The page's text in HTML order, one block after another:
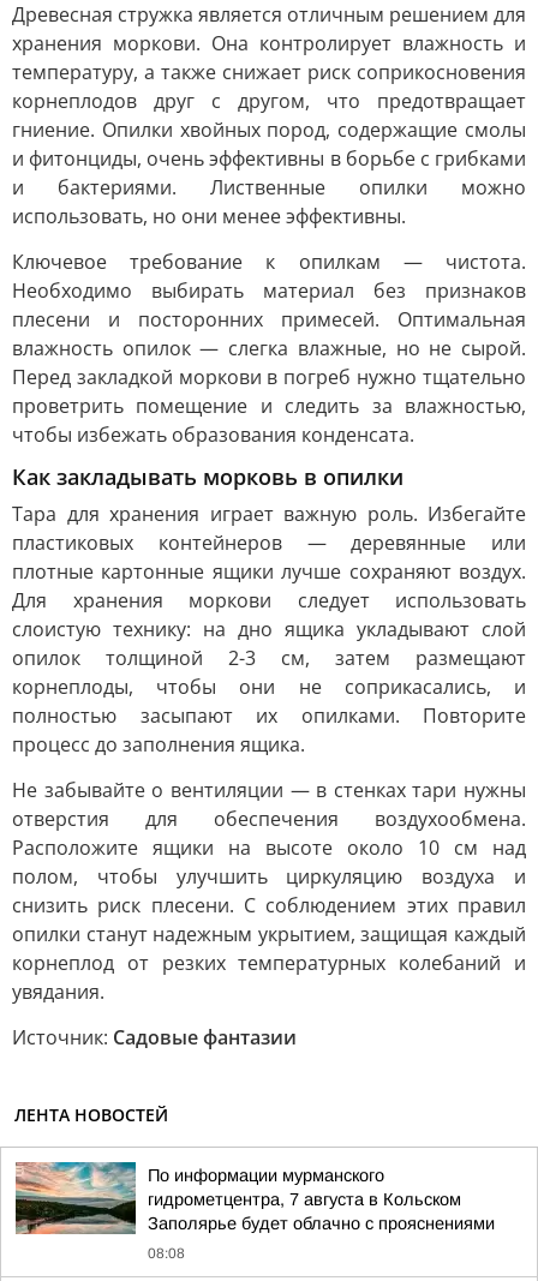
Древесная стружка является отличным решением для
хранения моркови. Она контролирует влажность и
температуру, а также снижает риск соприкосновения
корнеплодов друг с другом, что предотвращает
гниение. Опилки хвойных пород, содержащие смолы
и фитонциды, очень эффективны в борьбе с грибками
и бактериями. Лиственные опилки можно
использовать, но они менее эффективны.
Ключевое требование к опилкам — чистота.
Необходимо выбирать материал без признаков
плесени и посторонних примесей. Оптимальная
влажность опилок — слегка влажные, но не сырой.
Перед закладкой моркови в погреб нужно тщательно
проветрить помещение и следить за влажностью,
чтобы избежать образования конденсата.
Как закладывать морковь в опилки
Тара для хранения играет важную роль. Избегайте
пластиковых контейнеров — деревянные или
плотные картонные ящики лучше сохраняют воздух.
Для хранения моркови следует использовать
слоистую технику: на дно ящика укладывают слой
опилок толщиной 2-3 см, затем размещают
корнеплоды, чтобы они не соприкасались, и
полностью засыпают их опилками. Повторите
процесс до заполнения ящика.
Не забывайте о вентиляции — в стенках тари нужны
отверстия для обеспечения воздухообмена.
Расположите ящики на высоте около 10 см над
полом, чтобы улучшить циркуляцию воздуха и
снизить риск плесени. С соблюдением этих правил
опилки станут надежным укрытием, защищая каждый
корнеплод от резких температурных колебаний и
увядания.
Источник: Садовые фантазии
ЛЕНТА НОВОСТЕЙ
По информации мурманского
гидрометцентра, 7 августа в Кольском
Заполярье будет облачно с прояснениями
08:08